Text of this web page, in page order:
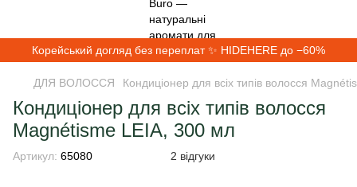
Корейський догляд без переплат ✨ HIDEHERE до −60%
ДЛЯ ВОЛОССЯ Кондиціонер для всіх типів волосся
Кондиціонер для всіх типів волосся
Magnétisme LEIA, 300 мл
Артикул: 65080 2 відгуки